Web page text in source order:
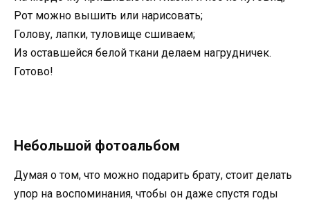
Рот можно вышить или нарисовать;
Голову, лапки, туловище сшиваем;
Из оставшейся белой ткани делаем нагрудничек.
Готово!
Небольшой фотоальбом
Думая о том, что можно подарить брату, стоит делать
упор на воспоминания, чтобы он даже спустя годы